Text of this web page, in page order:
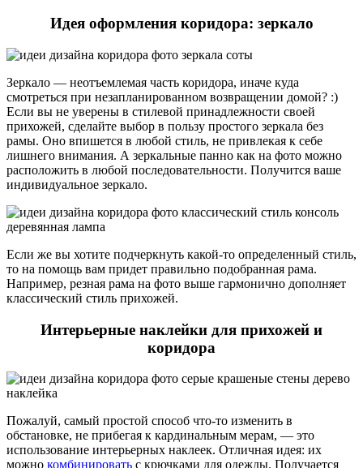
Идея оформления коридора: зеркало
Зеркало — неотъемлемая часть коридора, иначе куда
смотреться при незапланированном возвращении домой? :)
Если вы не уверены в стилевой принадлежности своей
прихожей, сделайте выбор в пользу простого зеркала без
рамы. Оно впишется в любой стиль, не привлекая к себе
лишнего внимания. А зеркальные панно как на фото можно
расположить в любой последовательности. Получится ваше
индивидуальное зеркало.
Если же вы хотите подчеркнуть какой-то определенный стиль,
то на помощь вам придет правильно подобранная рама.
Например, резная рама на фото выше гармонично дополняет
классический стиль прихожей.
Интерьерные наклейки для прихожей и
коридора
Пожалуй, самый простой способ что-то изменить в
обстановке, не прибегая к кардинальным мерам, — это
использование интерьерных наклеек. Отличная идея: их
можно комбинировать с крючками для одежды. Получается